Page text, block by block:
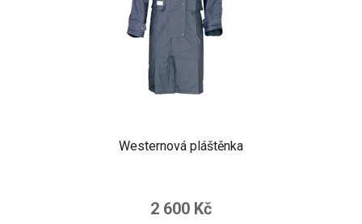
Westernová pláštěnka
2 600 Kč